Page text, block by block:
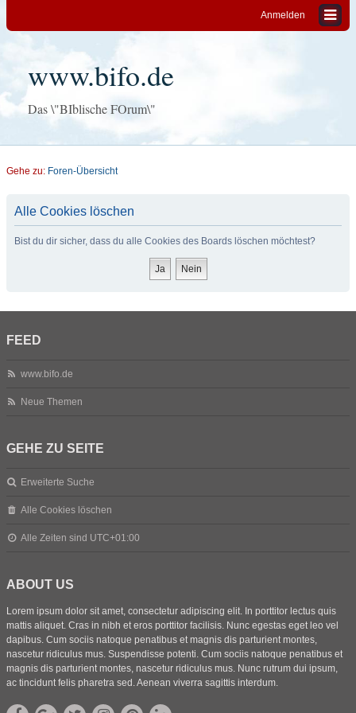
Anmelden
www.bifo.de
Das \"BIblische FOrum\"
Gehe zu: Foren-Übersicht
Alle Cookies löschen
Bist du dir sicher, dass du alle Cookies des Boards löschen möchtest?
FEED
www.bifo.de
Neue Themen
GEHE ZU SEITE
Erweiterte Suche
Alle Cookies löschen
Alle Zeiten sind UTC+01:00
ABOUT US
Lorem ipsum dolor sit amet, consectetur adipiscing elit. In porttitor lectus quis
mattis aliquet. Cras in nibh et eros porttitor facilisis. Nunc egestas eget leo vel
dapibus. Cum sociis natoque penatibus et magnis dis parturient montes,
nascetur ridiculus mus. Suspendisse potenti. Cum sociis natoque penatibus et
magnis dis parturient montes, nascetur ridiculus mus. Nunc rutrum dui ipsum,
ac tincidunt felis pharetra sed. Aenean viverra sagittis interdum.